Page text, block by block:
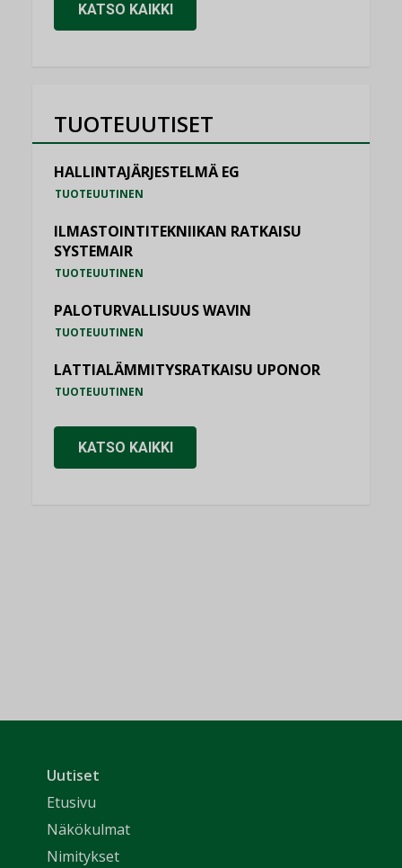
KATSO KAIKKI
TUOTEUUTISET
HALLINTAJÄRJESTELMÄ EG
TUOTEUUTINEN
ILMASTOINTITEKNIIKAN RATKAISU
SYSTEMAIR
TUOTEUUTINEN
PALOTURVALLISUUS WAVIN
TUOTEUUTINEN
LATTIALÄMMITYSRATKAISU UPONOR
TUOTEUUTINEN
KATSO KAIKKI
Uutiset
Etusivu
Näkökulmat
Nimitykset